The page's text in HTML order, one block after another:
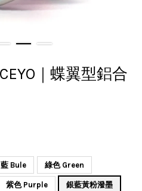
｜蝶翼型鋁合
藍 Bule 綠色 Green
紫色 Purple 銀藍黃粉潑墨